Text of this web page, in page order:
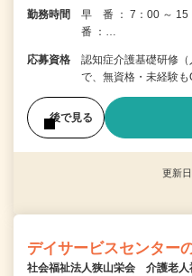
勤務時間
早 番 ： 7：00 ～
番 ：…
応募資格
認知症介護基礎研修
で、無資格・未経験も
後で見る
更新
デイサービスセンター
社会福祉法人狭山栄会 介護老人